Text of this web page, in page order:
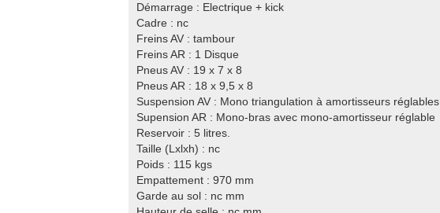
Démarrage : Electrique + kick
Cadre : nc
Freins AV : tambour
Freins AR : 1 Disque
Pneus AV : 19 x 7 x 8
Pneus AR : 18 x 9,5 x 8
Suspension AV : Mono triangulation à amortisseurs réglables
Supension AR : Mono-bras avec mono-amortisseur réglable
Reservoir : 5 litres.
Taille (Lxlxh) : nc
Poids : 115 kgs
Empattement : 970 mm
Garde au sol : nc mm